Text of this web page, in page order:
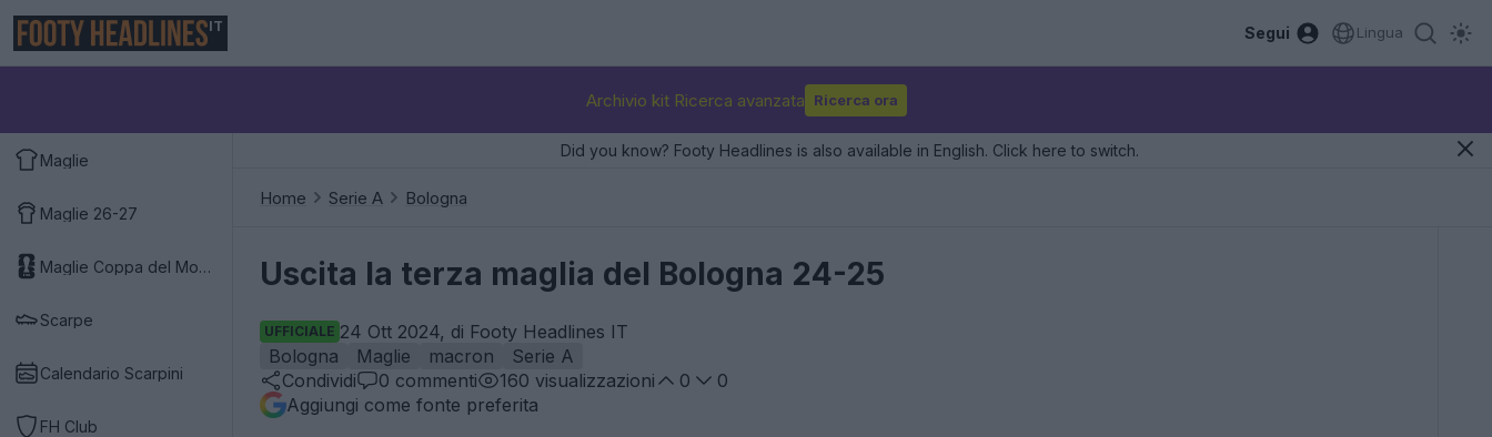
IT Segui Lingua
Archivio kit Ricerca avanzata Ricerca ora
Maglie
Maglie 26-27
Maglie Coppa del Mondo 2026
Scarpe
Calendario Scarpini
FH Club
Did you know? Footy Headlines is also available in English. Click here to switch.
Home Serie A Bologna
Uscita la terza maglia del Bologna 24-25
UFFICIALE 24 Ott 2024, di Footy Headlines IT
Bologna
Maglie macron
Serie A
Condividi
0 commenti 160 visualizzazioni 0
0
Aggiungi come fonte preferita